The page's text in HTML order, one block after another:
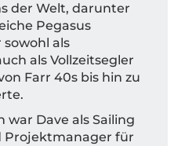
der Welt, darunter
Pegasus
sowohl als
als Vollzeitsegler
Farr 40s bis hin zu
war Dave als Sailing
Projektmanager für